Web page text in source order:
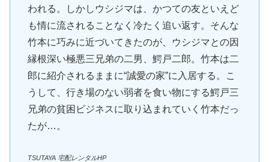
われる。しかしウシジマは、かつての友といえど
も情に流されることなく冷たく追い返す。そんな
竹本に巧みに近づいてきたのが、ウシジマとの因
縁根深い極悪三兄弟の二男、鰐戸二郎。竹本は二
郎に紹介されるままに“誠愛の家”に入居する。こ
うして、行き場のない弱者を食い物にする鰐戸三
兄弟の貧困ビジネスに取り込まれていく竹本だっ
たが…。
TSUTAYA 宅配レンタルHP